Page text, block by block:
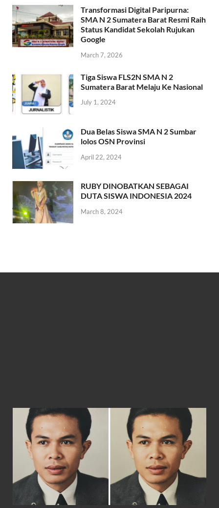
Transformasi Digital Paripurna:
SMA N 2 Sumatera Barat Resmi Raih
Status Kandidat Sekolah Rujukan
Google
March 7, 2026
Tiga Siswa FLS2N SMA N 2
Sumatera Barat Melaju Ke Nasional
July 1, 2024
Dua Belas Siswa SMA N 2 Sumbar
lolos OSN Provinsi
April 22, 2024
RUBY DINOBATKAN SEBAGAI
DUTA SISWA INDONESIA 2024
March 8, 2024